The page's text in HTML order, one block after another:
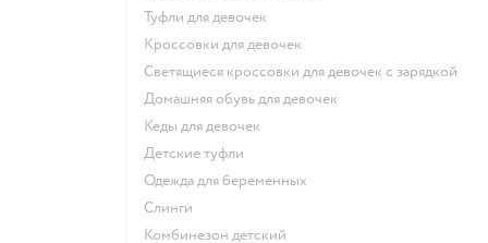
Туфли для девочек
Кроссовки для девочек
Светящиеся кроссовки для девочек с зарядкой
Домашняя обувь для девочек
Кеды для девочек
Детские туфли
Одежда для беременных
Слинги
Комбинезон детский